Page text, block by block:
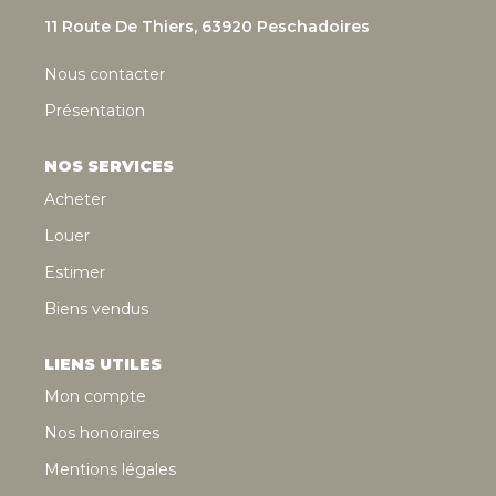
11 Route De Thiers, 63920 Peschadoires
Nous contacter
Présentation
NOS SERVICES
Acheter
Louer
Estimer
Biens vendus
LIENS UTILES
Mon compte
Nos honoraires
Mentions légales